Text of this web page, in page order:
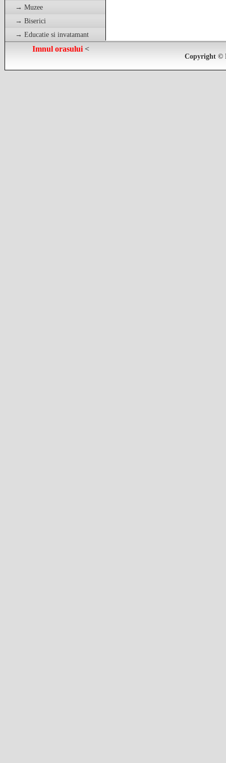
→ Muzee
→ Biserici
→ Educatie si invatamant
Imnul orasului <
Copyright ©